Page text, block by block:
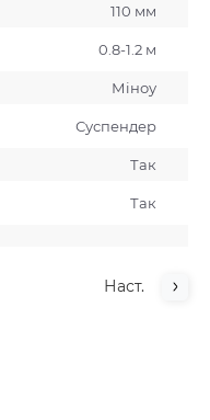
110 мм
0.8-1.2 м
Мiноу
Суспендер
Так
Так
Наст.